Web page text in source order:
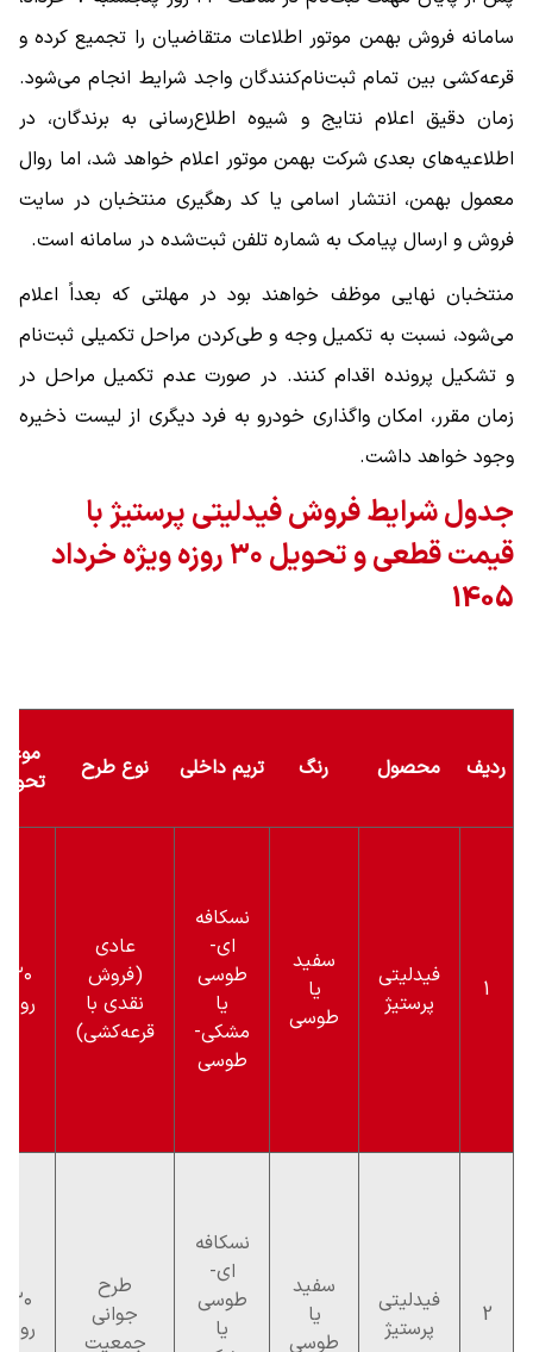
سامانه فروش بهمن موتور اطلاعات متقاضیان را تجمیع کرده و
قرعه‌کشی بین تمام ثبت‌نام‌کنندگان واجد شرایط انجام می‌شود.
زمان دقیق اعلام نتایج و شیوه اطلاع‌رسانی به برندگان، در
اطلاعیه‌های بعدی شرکت بهمن موتور اعلام خواهد شد، اما روال
معمول بهمن، انتشار اسامی یا کد رهگیری منتخبان در سایت
فروش و ارسال پیامک به شماره تلفن ثبت‌شده در سامانه است.
منتخبان نهایی موظف خواهند بود در مهلتی که بعداً اعلام
می‌شود، نسبت به تکمیل وجه و طی‌کردن مراحل تکمیلی ثبت‌نام
و تشکیل پرونده اقدام کنند. در صورت عدم تکمیل مراحل در
زمان مقرر، امکان واگذاری خودرو به فرد دیگری از لیست ذخیره
وجود خواهد داشت.
جدول شرایط فروش فیدلیتی پرستیژ با
قیمت قطعی و تحویل ۳۰ روزه ویژه خرداد
1405
ردیف محصول رنگ تریم داخلی نوع طرح
موعد
1
فیدلیتی
پرستیژ
سفید
یا
طوسی
نسکافه
ای-
طوسی
یا
مشکی-
طوسی
عادی
(فروش
نقدی با
قرعه‌کشی)
۳۰
روزه
2
فیدلیتی
پرستیژ
سفید
یا
طوسی
نسکافه
ای-
طوسی
یا
طرح
جوانی
جمعیت
۳۰
روزه